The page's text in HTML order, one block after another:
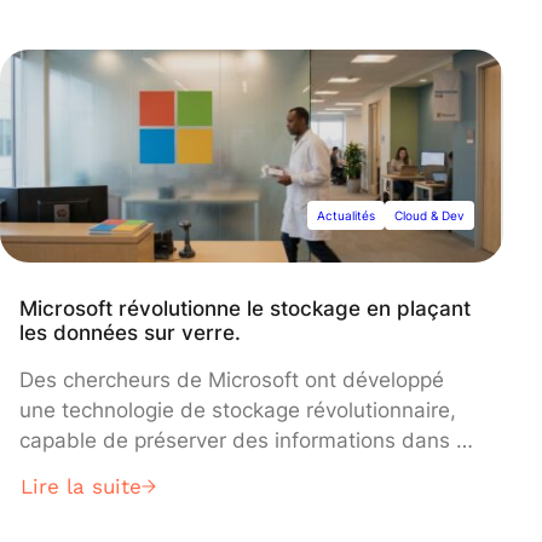
son premier pôle régional à Bordeaux, dans le
cadre d'un plan visant à déployer jusqu'à neuf
installations interconnectées dans tout le pays
en exploitant 257 sites existants de la filiale
SFR d'Altice.
Actualités Cloud & Dev
Microsoft révolutionne le stockage en plaçant
les données sur verre.
Des chercheurs de Microsoft ont développé
une technologie de stockage révolutionnaire,
capable de préserver des informations dans du
qui pourrait transformer le stockage d'archives
Lire la suite